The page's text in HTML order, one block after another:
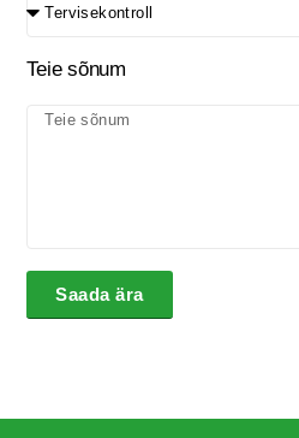
Teie sõnum
Saada ära